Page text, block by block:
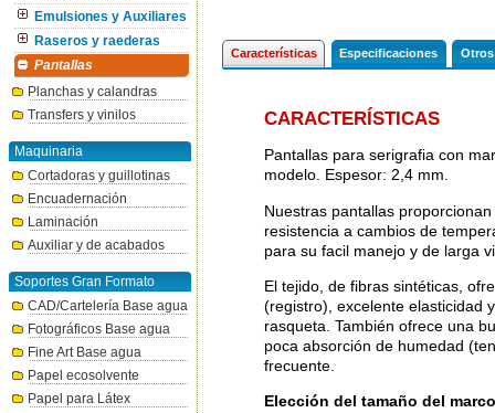
Emulsiones y Auxiliares
Raseros y raederas
Pantallas
Planchas y calandras
Transfers y vinilos
Maquinaria
Cortadoras y guillotinas
Encuadernación
Laminación
Auxiliar y de acabados
Soportes Gran Formato
CAD/Cartelería Base agua
Fotográficos Base agua
Fine Art Base agua
Papel ecosolvente
Papel para Látex
Características Especificaciones
CARACTERÍSTICAS
Pantallas para serigrafia con
modelo. Espesor: 2,4 mm.
Nuestras pantallas
resistencia a cambios de
para su facil manejo y de larga
El tejido, de fibras sintéticas,
(registro), excelente elasticidad
rasqueta. También ofrece una
poca absorción de humedad
frecuente.
Elección del tamaño del marco